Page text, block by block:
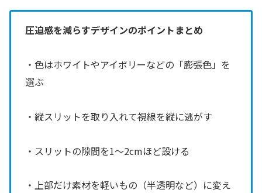
圧迫感を減らすデザインのポイントまとめ
・色はホワイトやアイボリーなどの「膨張色」を
選ぶ
・縦スリットを取り入れて視線を縦に逃がす
・スリットの隙間を1〜2cmほど設ける
・上部だけ素材を軽いもの（半透明など）に変え